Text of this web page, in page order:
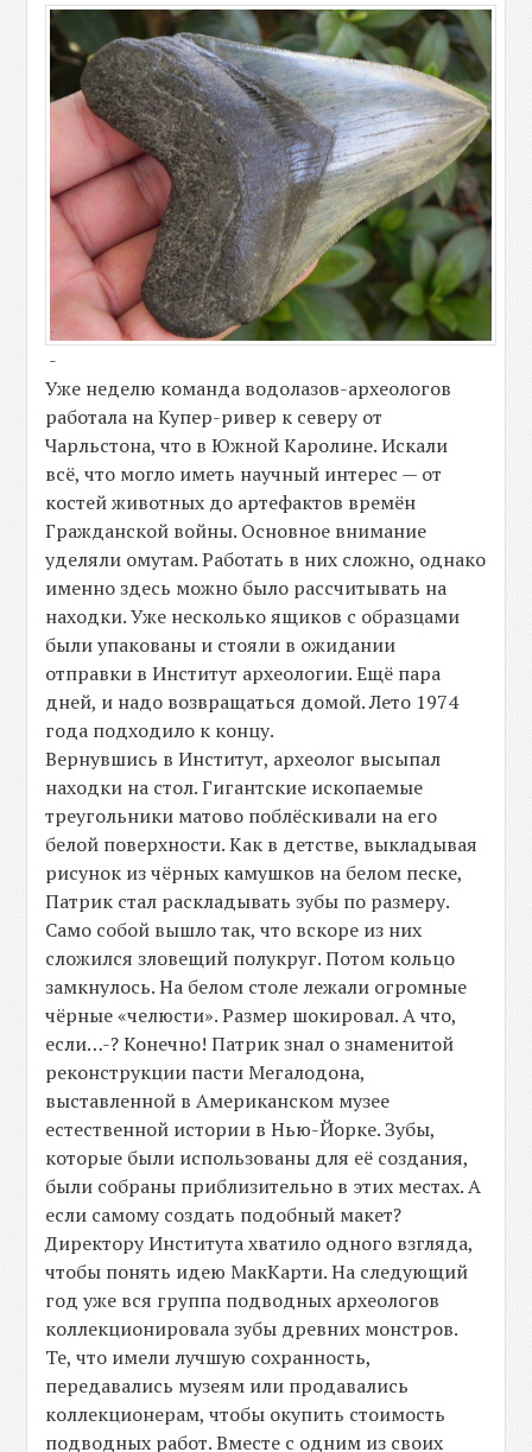
-
Уже неделю команда водолазов-археологов
работала на Купер-ривер к северу от
Чарльстона, что в Южной Каролине. Искали
всё, что могло иметь научный интерес — от
костей животных до артефактов времён
Гражданской войны. Основное внимание
уделяли омутам. Работать в них сложно, однако
именно здесь можно было рассчитывать на
находки. Уже несколько ящиков с образцами
были упакованы и стояли в ожидании
отправки в Институт археологии. Ещё пара
дней, и надо возвращаться домой. Лето 1974
года подходило к концу.
Вернувшись в Институт, археолог высыпал
находки на стол. Гигантские ископаемые
треугольники матово поблёскивали на его
белой поверхности. Как в детстве, выкладывая
рисунок из чёрных камушков на белом песке,
Патрик стал раскладывать зубы по размеру.
Само собой вышло так, что вскоре из них
сложился зловещий полукруг. Потом кольцо
замкнулось. На белом столе лежали огромные
чёрные «челюсти». Размер шокировал. А что,
если…-? Конечно! Патрик знал о знаменитой
реконструкции пасти Мегалодона,
выставленной в Американском музее
естественной истории в Нью-Йорке. Зубы,
которые были использованы для её создания,
были собраны приблизительно в этих местах. А
если самому создать подобный макет?
Директору Института хватило одного взгляда,
чтобы понять идею МакКарти. На следующий
год уже вся группа подводных археологов
коллекционировала зубы древних монстров.
Те, что имели лучшую сохранность,
передавались музеям или продавались
коллекционерам, чтобы окупить стоимость
подводных работ. Вместе с одним из своих